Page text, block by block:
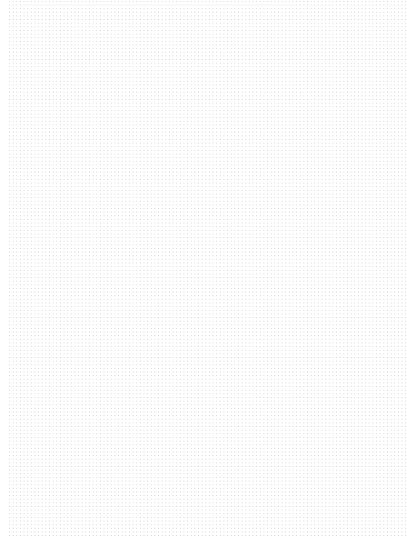
続きを読む